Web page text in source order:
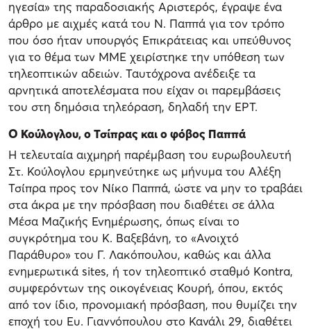
ηγεσία» της παραδοσιακής Αριστερός, έγραψε ένα
άρθρο με αιχμές κατά του Ν. Παππά για τον τρόπο
που όσο ήταν υπουργός Επικράτειας και υπεύθυνος
για το θέμα των ΜΜΕ χειρίστηκε την υπόθεση των
τηλεοπτικών αδειών. Ταυτόχρονα ανέδειξε τα
αρνητικά αποτελέσματα που είχαν οι παρεμβάσεις
του στη δημόσια τηλεόραση, δηλαδή την ΕΡΤ.
Ο Κούλογλου, ο Τσίπρας και ο φόβος Παππά
Η τελευταία αιχμηρή παρέμβαση του ευρωβουλευτή
Στ. Κούλογλου ερμηνεύτηκε ως μήνυμα του Αλέξη
Τσίπρα προς τον Νίκο Παππά, ώστε να μην το τραβάει
στα άκρα με την πρόσβαση που διαθέτει σε άλλα
Μέσα Μαζικής Ενημέρωσης, όπως είναι το
συγκρότημα του Κ. Βαξεβάνη, το «Ανοιχτό
Παράθυρο» του Γ. Λακόπουλου, καθώς και άλλα
ενημερωτικά sites, ή τον τηλεοπτικό σταθμό Kontra,
συμφερόντων της οικογένειας Κουρή, όπου, εκτός
από τον ίδιο, προνομιακή πρόσβαση, που θυμίζει την
εποχή του Ευ. Γιαννόπουλου στο Κανάλι 29, διαθέτει